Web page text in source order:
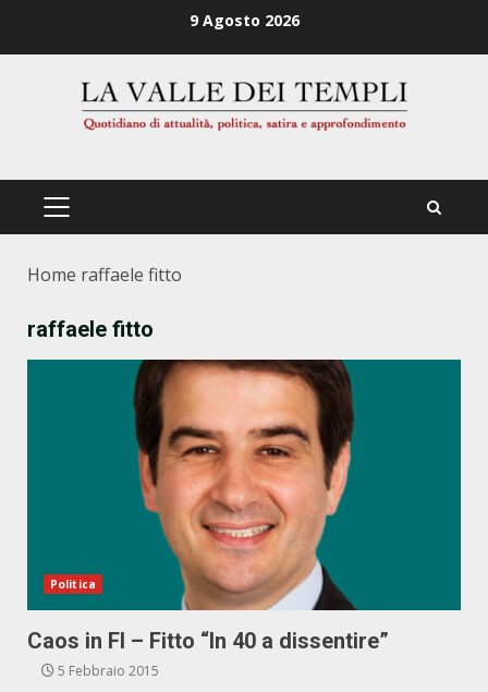
9 Agosto 2026
PRIMÄRES
Home raffaele fitto
raffaele fitto
Politica
Caos in FI – Fitto “In 40 a dissentire”
5 Febbraio 2015